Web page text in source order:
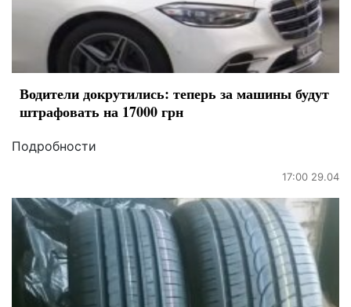
Водители докрутились: теперь за машины будут
штрафовать на 17000 грн
Подробности
17:00 29.04